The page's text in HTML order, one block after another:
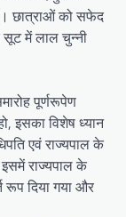
छात्राओं को सफेद
सूट में लाल चुन्नी
पूर्णरूपेण
इसका विशेष ध्यान
एवं राज्यपाल के
इसमें राज्यपाल के
रूप दिया गया और